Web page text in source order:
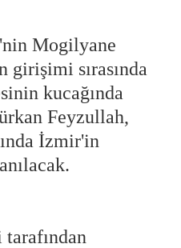
Mogilyane
sırasında
kucağında
Feyzullah,
İzmir'in